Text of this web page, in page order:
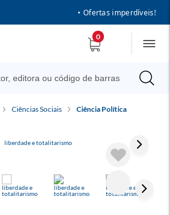
• Ofertas imperdíveis!
0
Ciências Sociais Ciência Política